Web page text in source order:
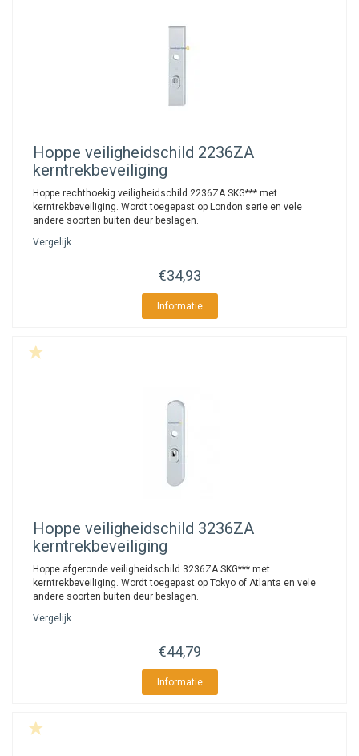
Hoppe veiligheidschild 2236ZA
kerntrekbeveiliging
Hoppe rechthoekig veiligheidschild 2236ZA SKG*** met
kerntrekbeveiliging. Wordt toegepast op London serie en vele
andere soorten buiten deur beslagen.
Vergelijk
€34,93
Informatie
Hoppe veiligheidschild 3236ZA
kerntrekbeveiliging
Hoppe afgeronde veiligheidschild 3236ZA SKG*** met
kerntrekbeveiliging. Wordt toegepast op Tokyo of Atlanta en vele
andere soorten buiten deur beslagen.
Vergelijk
€44,79
Informatie